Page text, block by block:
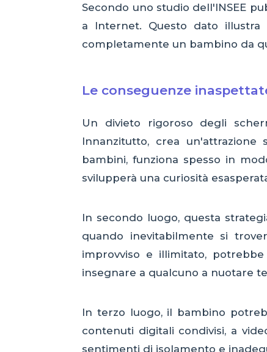
Secondo uno studio dell'INSEE
a Internet. Questo dato
completamente un bambino da
Le conseguenze
Un divieto rigoroso degli
Innanzitutto, crea
bambini, funziona spesso in
svilupperà una curiosità
In secondo luogo, questa
quando inevitabilmente si
improvviso e illimitato,
insegnare a qualcuno a nuotare
In terzo luogo, il bambino
contenuti digitali condivisi, a
sentimenti di isolamento e